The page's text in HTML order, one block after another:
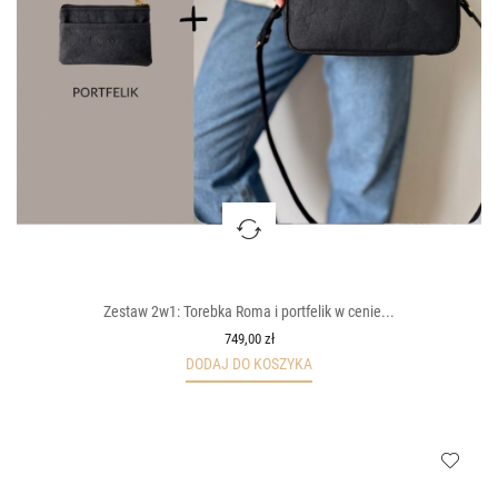
Zestaw 2w1: Torebka Roma i portfelik w cenie...
749,00 zł
DODAJ DO KOSZYKA